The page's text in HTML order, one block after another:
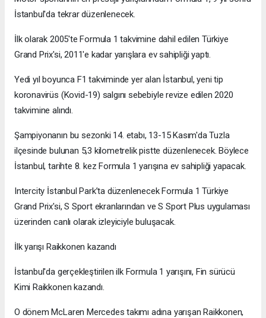
İstanbul'da tekrar düzenlenecek.
İlk olarak 2005'te Formula 1 takvimine dahil edilen Türkiye
Grand Prix'si, 2011'e kadar yarışlara ev sahipliği yaptı.
Yedi yıl boyunca F1 takviminde yer alan İstanbul, yeni tip
koronavirüs (Kovid-19) salgını sebebiyle revize edilen 2020
takvimine alındı.
Şampiyonanın bu sezonki 14. etabı, 13-15 Kasım'da Tuzla
ilçesinde bulunan 5,3 kilometrelik pistte düzenlenecek. Böylece
İstanbul, tarihte 8. kez Formula 1 yarışına ev sahipliği yapacak.
Intercity İstanbul Park’ta düzenlenecek Formula 1 Türkiye
Grand Prix'si, S Sport ekranlarından ve S Sport Plus uygulaması
üzerinden canlı olarak izleyiciyle buluşacak.
İlk yarışı Raikkonen kazandı
İstanbul'da gerçekleştirilen ilk Formula 1 yarışını, Fin sürücü
Kimi Raikkonen kazandı.
O dönem McLaren Mercedes takımı adına yarışan Raikkonen,